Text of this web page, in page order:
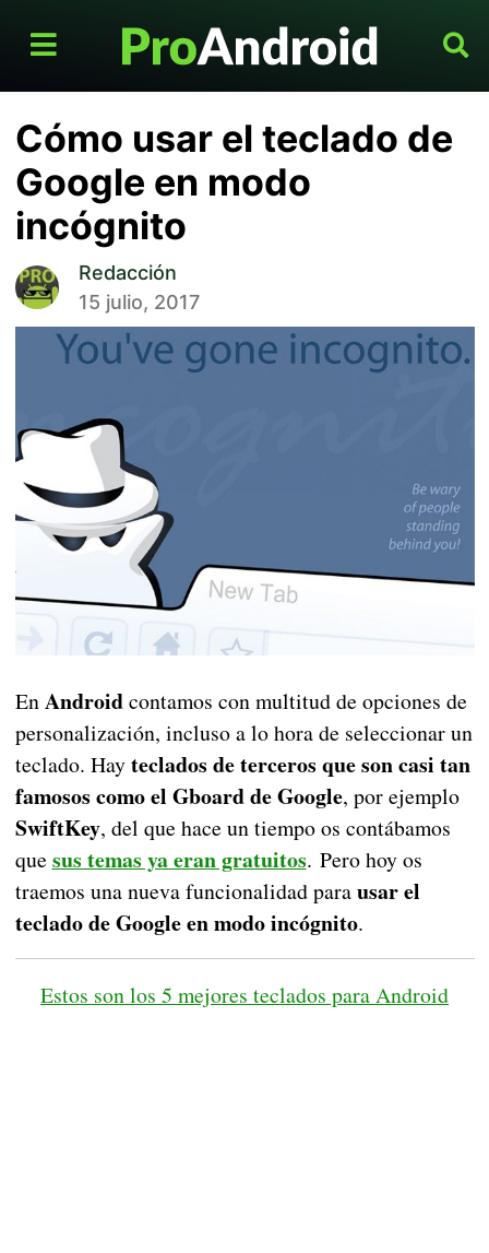
Cómo usar el teclado de
Google en modo
incógnito
Redacción
15 julio, 2017
EnAndroidcontamos con multitud de opciones de
personalización, incluso a lo hora de seleccionar un
teclado. Hayteclados de terceros que son casi tan
famosos como el Gboard de Google, por ejemplo
SwiftKey, del que hace un tiempo os contábamos
que sus temas ya eran gratuitos. Pero hoy os
traemos una nueva funcionalidad parausar el
teclado de Google en modo incógnito.
Estos son los 5 mejores teclados para Android